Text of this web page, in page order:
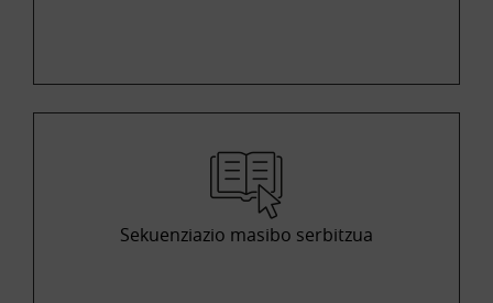
Sekuenziazio masibo serbitzua